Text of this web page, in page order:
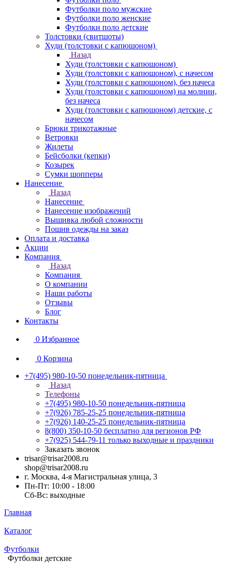
Футболки поло мужские
Футболки поло женские
Футболки поло детские
Толстовки (свитшоты)
Худи (толстовки с капюшоном)
Назад
Худи (толстовки с капюшоном)
Худи (толстовки c капюшоном), с начесом
Худи (толстовки c капюшоном), без начеса
Худи (толстовки с капюшоном) на молнии,
без начеса
Худи (толстовки c капюшоном) детские, с
начесом
Брюки трикотажные
Ветровки
Жилеты
Бейсболки (кепки)
Козырек
Сумки шопперы
Нанесение
Назад
Нанесение
Нанесение изображений
Вышивка любой сложности
Пошив одежды на заказ
Оплата и доставка
Акции
Компания
Назад
Компания
О компании
Наши работы
Отзывы
Блог
Контакты
0 Избранное
0 Корзина
+7(495) 980-10-50 понедельник-пятница
Назад
Телефоны
+7(495) 980-10-50 понедельник-пятница
+7(926) 785-25-25 понедельник-пятница
+7(926) 140-25-25 понедельник-пятница
8(800) 350-10-50 бесплатно для регионов РФ
+7(925) 544-79-11 только выходные и праздники
Заказать звонок
trisar@trisar2008.ru
shop@trisar2008.ru
г. Москва, 4-я Магистральная улица, 3
Пн-Пт: 10:00 - 18:00
Сб-Вс: выходные
Главная
Каталог
Футболки
Футболки детские